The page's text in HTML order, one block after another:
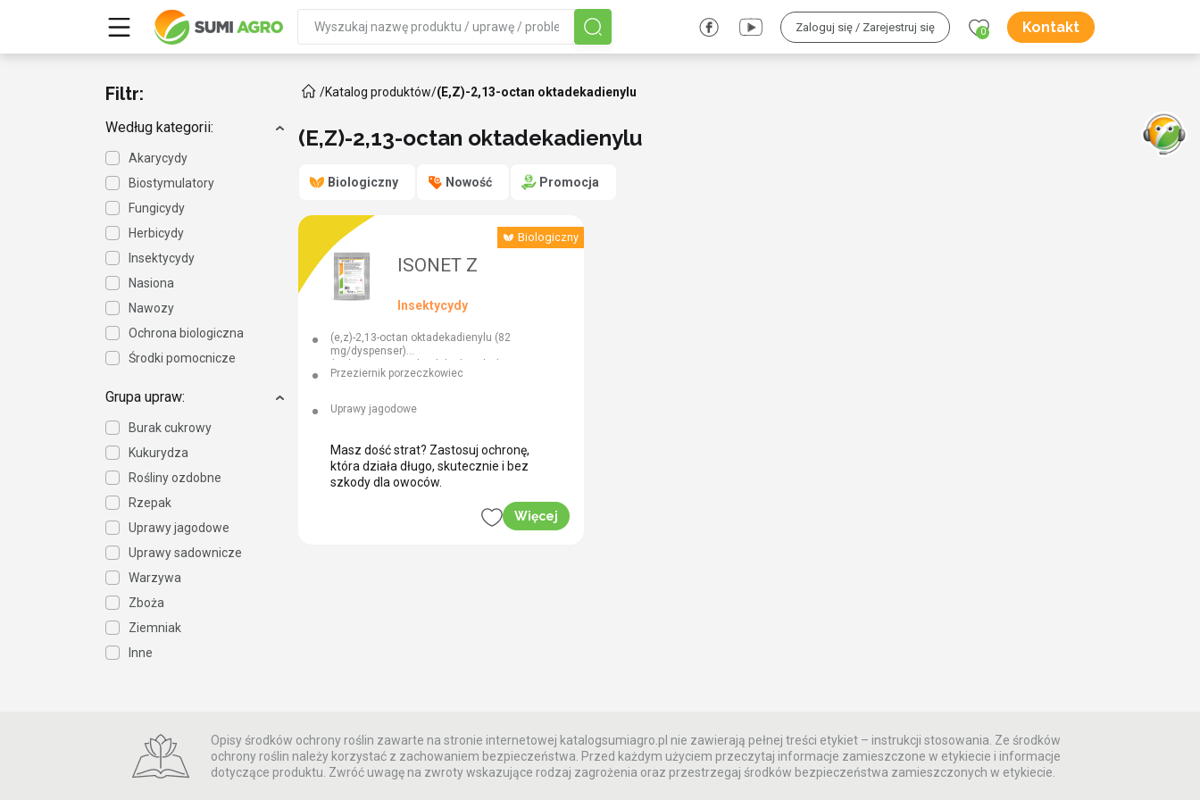
Zaloguj się / Zarejestruj się 0 Kontakt
Filtr:
Według kategorii:
Akarycydy
Biostymulatory
Fungicydy
Herbicydy
Insektycydy
Nasiona
Nawozy
Ochrona biologiczna
Środki pomocnicze
Grupa upraw:
Burak cukrowy
Kukurydza
Rośliny ozdobne
Rzepak
Uprawy jagodowe
Uprawy sadownicze
Warzywa
Zboża
Ziemniak
Inne
/Katalog produktów/(E,Z)-2,13-octan oktadekadienylu
(E,Z)-2,13-octan oktadekadienylu
Biologiczny Nowość Promocja
Biologiczny
ISONET Z
Insektycydy
(e,z)-2,13-octan oktadekadienylu (82
mg/dyspenser)
mg/dyspenser)
Przeziernik porzeczkowiec
Uprawy jagodowe
Masz dość strat? Zastosuj ochronę,
która działa długo, skutecznie i bez
szkody dla owoców.
Więcej
Opisy środków ochrony roślin zawarte na stronie internetowej katalogsumiagro.pl nie zawierają pełnej treści etykiet – instrukcji stosowania. Ze środków
ochrony roślin należy korzystać z zachowaniem bezpieczeństwa. Przed każdym użyciem przeczytaj informacje zamieszczone w etykiecie i informacje
dotyczące produktu. Zwróć uwagę na zwroty wskazujące rodzaj zagrożenia oraz przestrzegaj środków bezpieczeństwa zamieszczonych w etykiecie.